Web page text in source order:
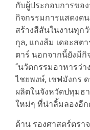
กับผู้ประกอบการขอ
กิจกรรมการแสดงด
สร้างสีสันในงานทุก
กุล, แกงส้ม เดอะสต
ตาร์ นอกจากนี้ยังมี
“นวัตกรรมอาหารว่า
ไชยพงษ์, เชฟมังกร
ผลิตในจังหวัดปทุมธ
ใหม่ๆ ที่น่าลิ้มลองอีก
ด้าน รองศาสตร์ตรา